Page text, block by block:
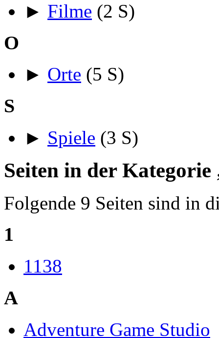
► Filme (2 S)
O
► Orte (5 S)
S
► Spiele (3 S)
Seiten in der
Folgende 9 Seiten sind in
1
1138
A
Adventure Game Studio